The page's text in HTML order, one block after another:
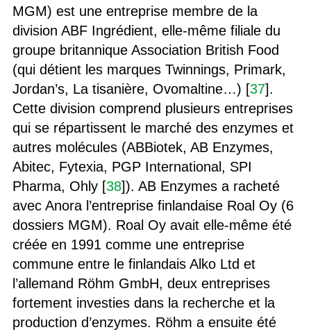
MGM) est une entreprise membre de la
division ABF Ingrédient, elle-même filiale du
groupe britannique Association British Food
(qui détient les marques Twinnings, Primark,
Jordan’s, La tisanière, Ovomaltine…) [37].
Cette division comprend plusieurs entreprises
qui se répartissent le marché des enzymes et
autres molécules (ABBiotek, AB Enzymes,
Abitec, Fytexia, PGP International, SPI
Pharma, Ohly [38]). AB Enzymes a racheté
avec Anora l’entreprise finlandaise Roal Oy (6
dossiers MGM). Roal Oy avait elle-même été
créée en 1991 comme une entreprise
commune entre le finlandais Alko Ltd et
l’allemand Röhm GmbH, deux entreprises
fortement investies dans la recherche et la
production d’enzymes. Röhm a ensuite été